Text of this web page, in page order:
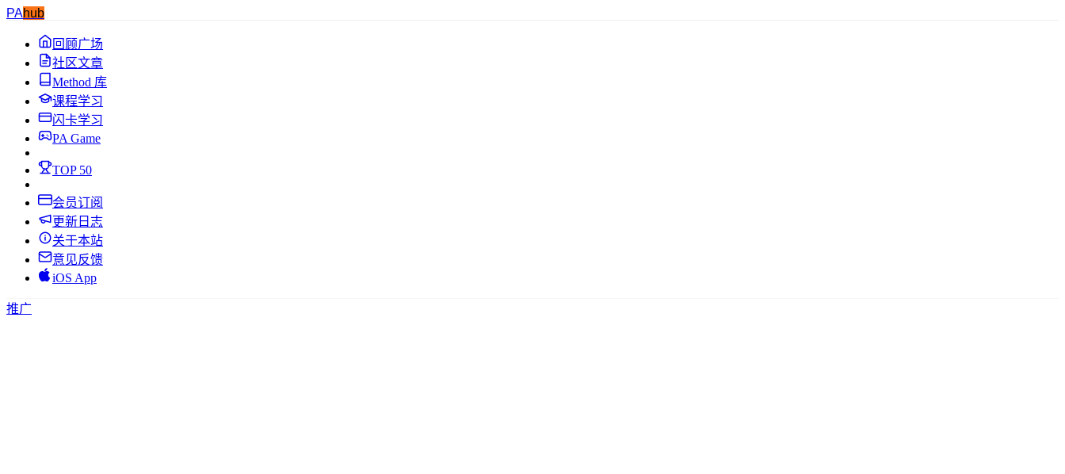
PAhub
回顾广场
社区文章
Method 库
课程学习
闪卡学习
PA Game
TOP 50
会员订阅
更新日志
关于本站
意见反馈
iOS App
推广